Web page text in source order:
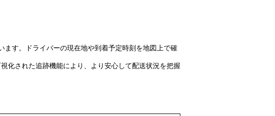
す。ドライバーの現在地や到着予定時刻を地図上で確
化された追跡機能により、より安心して配送状況を把握